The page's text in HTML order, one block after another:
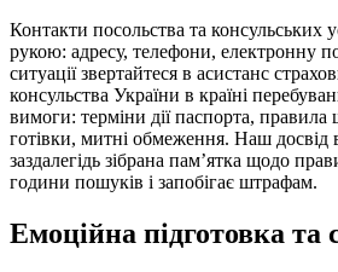
Контакти посольства та консульських
рукою: адресу, телефони, електронну
ситуації звертайтеся в асистанс
консульства України в країні
вимоги: терміни дії паспорта, правила
готівки, митні обмеження. Наш досвід
заздалегідь зібрана пам’ятка щодо
години пошуків і запобігає штрафам.
Емоційна підготовка та